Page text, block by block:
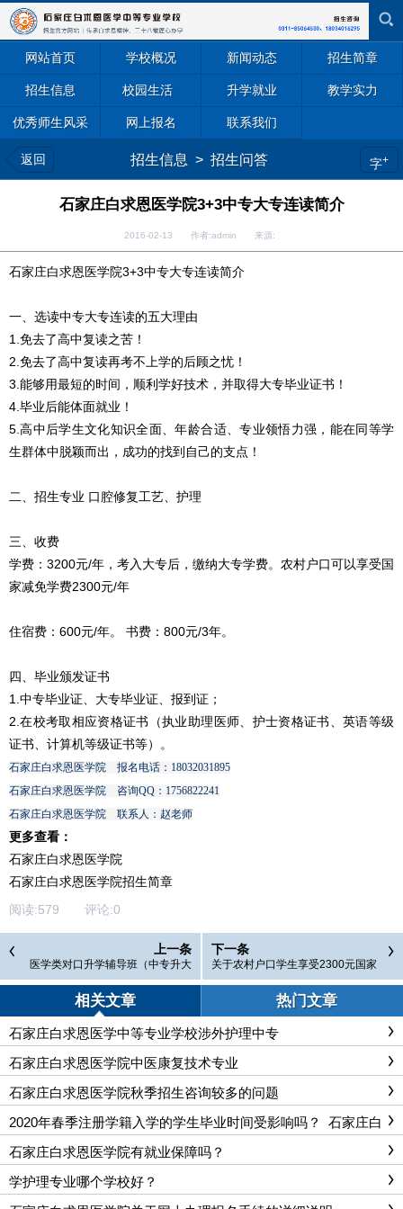
网站首页 学校概况 新闻动态 招生简章
招生信息 校园生活 升学就业 教学实力
优秀师生风采 网上报名 联系我们
返回 招生信息 > 招生问答 字+
石家庄白求恩医学院3+3中专大专连读简介
2016-02-13 作者:admin 来源:
石家庄白求恩医学院3+3中专大专连读简介
一、选读中专大专连读的五大理由
1.免去了高中复读之苦！
2.免去了高中复读再考不上学的后顾之忧！
3.能够用最短的时间，顺利学好技术，并取得大专毕业证书！
4.毕业后能体面就业！
5.高中后学生文化知识全面、年龄合适、专业领悟力强，能在同等学
生群体中脱颖而出，成功的找到自己的支点！
二、招生专业 口腔修复工艺、护理
三、收费
学费：3200元/年，考入大专后，缴纳大专学费。农村户口可以享受国
家减免学费2300元/年
住宿费：600元/年。 书费：800元/3年。
四、毕业颁发证书
1.中专毕业证、大专毕业证、报到证；
2.在校考取相应资格证书（执业助理医师、护士资格证书、英语等级
证书、计算机等级证书等）。
石家庄白求恩医学院 报名电话：18032031895
石家庄白求恩医学院 咨询QQ：1756822241
石家庄白求恩医学院 联系人：赵老师
更多查看：
石家庄白求恩医学院
石家庄白求恩医学院招生简章
阅读:579 评论:0
上一条
医学类对口升学辅导班（中专升大
专）招生简章
下一条
关于农村户口学生享受2300元国家
免学费政策
相关文章 热门文章
石家庄白求恩医学中等专业学校涉外护理中专
石家庄白求恩医学院中医康复技术专业
石家庄白求恩医学院秋季招生咨询较多的问题
2020年春季注册学籍入学的学生毕业时间受影响吗？_石家庄白
求恩医学院
石家庄白求恩医学院有就业保障吗？
学护理专业哪个学校好？